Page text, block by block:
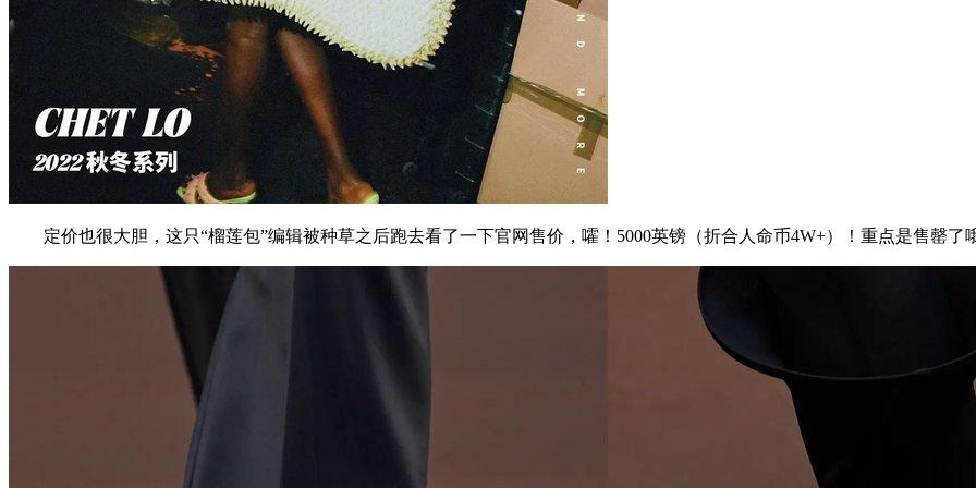
定价也很大胆，这只“榴莲包”编辑被种草之后跑去看了一下官网售价，嚯！5000英镑（折合人命币4W+）！重点是售罄了